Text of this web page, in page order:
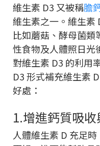
維生素 D3 又被稱膽
維生素之一。維生素
比如蘑菇、酵母菌類
性食物及人體照日光
對維生素 D3 的利用
D3 形式補充維生素
好處：
1.增進鈣質吸
人體維生素 D 充足